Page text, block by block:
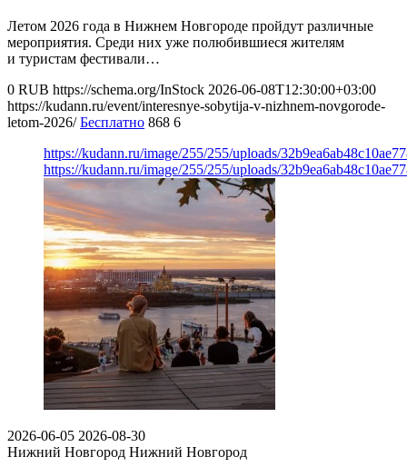
Летом 2026 года в Нижнем Новгороде пройдут различные
мероприятия. Среди них уже полюбившиеся жителям
и туристам фестивали…
0 RUB https://schema.org/InStock 2026-06-08T12:30:00+03:00
https://kudann.ru/event/interesnye-sobytija-v-nizhnem-novgorode-
letom-2026/ Бесплатно 868 6
https://kudann.ru/image/255/255/uploads/
https://kudann.ru/image/255/255/uploads/
2026-06-05 2026-08-30
Нижний Новгород Нижний Новгород